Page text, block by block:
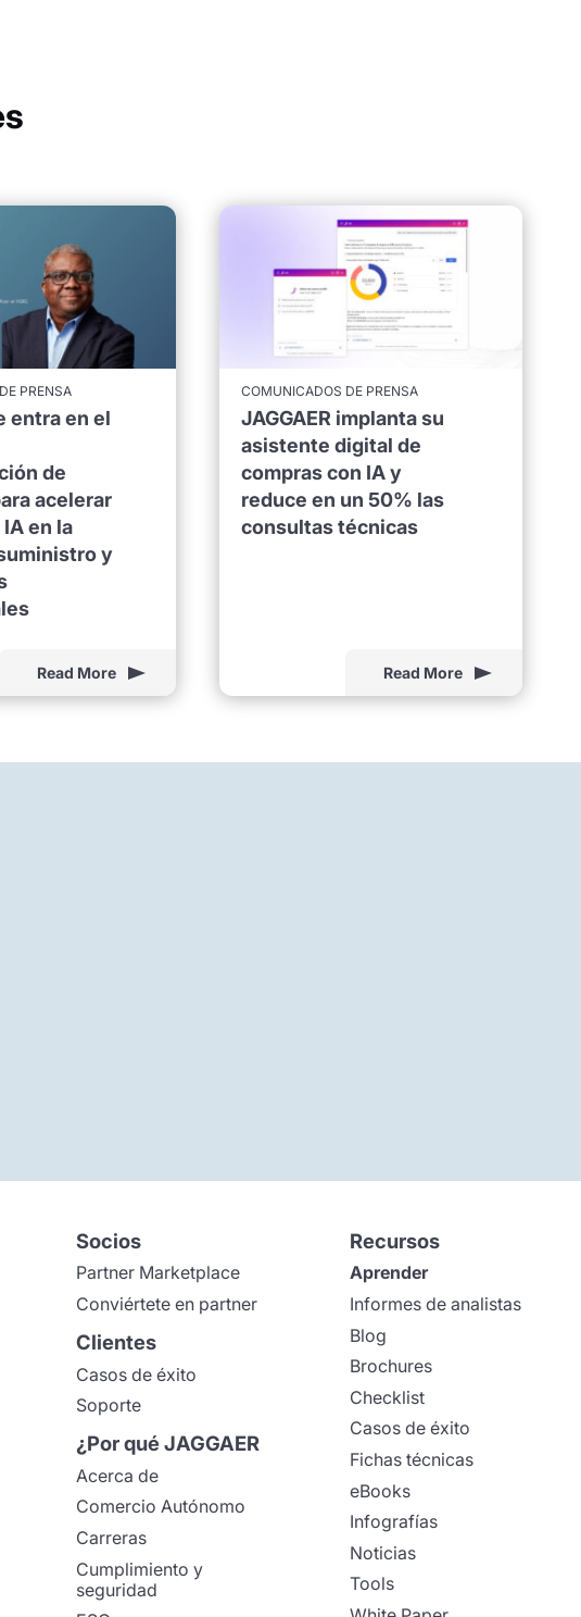
PRENSA
entra en el
de
acelerar
en la
y
Read More
COMUNICADOS DE PRENSA
JAGGAER implanta su
asistente digital de
compras con IA y
reduce en un 50% las
consultas técnicas
Read More
Socios
Partner Marketplace
Conviértete en partner
Clientes
Casos de éxito
Soporte
¿Por qué JAGGAER
Acerca de
Comercio Autónomo
Carreras
Cumplimiento y
seguridad
Recursos
Aprender
Informes de analistas
Blog
Brochures
Checklist
Casos de éxito
Fichas técnicas
eBooks
Infografías
Noticias
Tools